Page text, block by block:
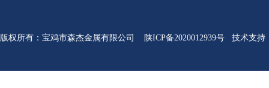
版权所有 ： 宝鸡市森杰金属有限公司 陕ICP备2020012939号 技术支持